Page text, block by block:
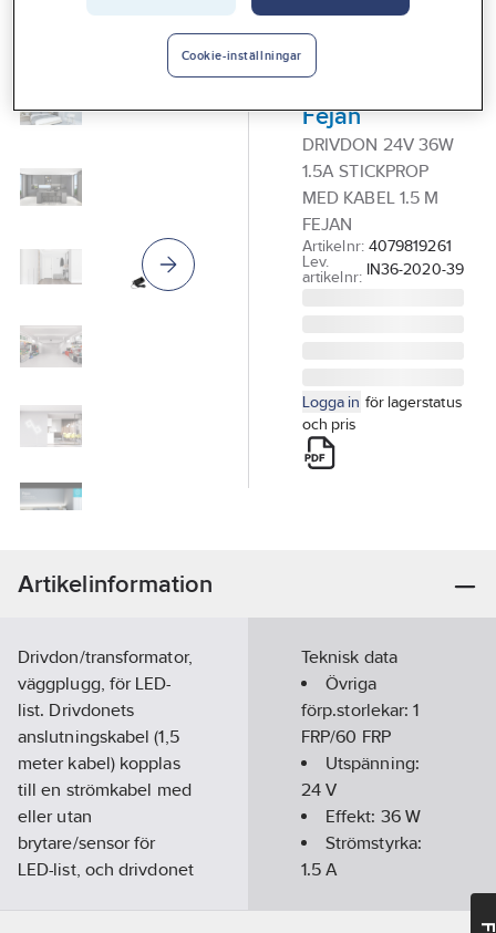
Vanliga frågor
Drivdon för
stickpropp,
Fejan
DRIVDON 24V 36W
1.5A STICKPROP
MED KABEL 1.5 M
FEJAN
Artikelnr: 4079819261
Lev.
artikelnr: IN36-2020-39
Logga in för lagerstatus
och pris
Artikelinformation
Drivdon/transformator,
väggplugg, för LED-
list. Drivdonets
anslutningskabel (1,5
meter kabel) kopplas
till en strömkabel med
eller utan
brytare/sensor för
LED-list, och drivdonet
Teknisk data
Övriga
förp.storlekar:1
FRP/60 FRP
Utspänning:
24 V
Effekt: 36W
Strömstyrka:
1.5 A
Cookie-inställningar